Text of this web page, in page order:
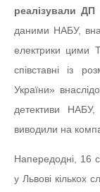
реалізували
даними НАБУ,
електрики цими
співставні із
України»
детективи
виводили на
Напередодні, 16
у Львові кількох